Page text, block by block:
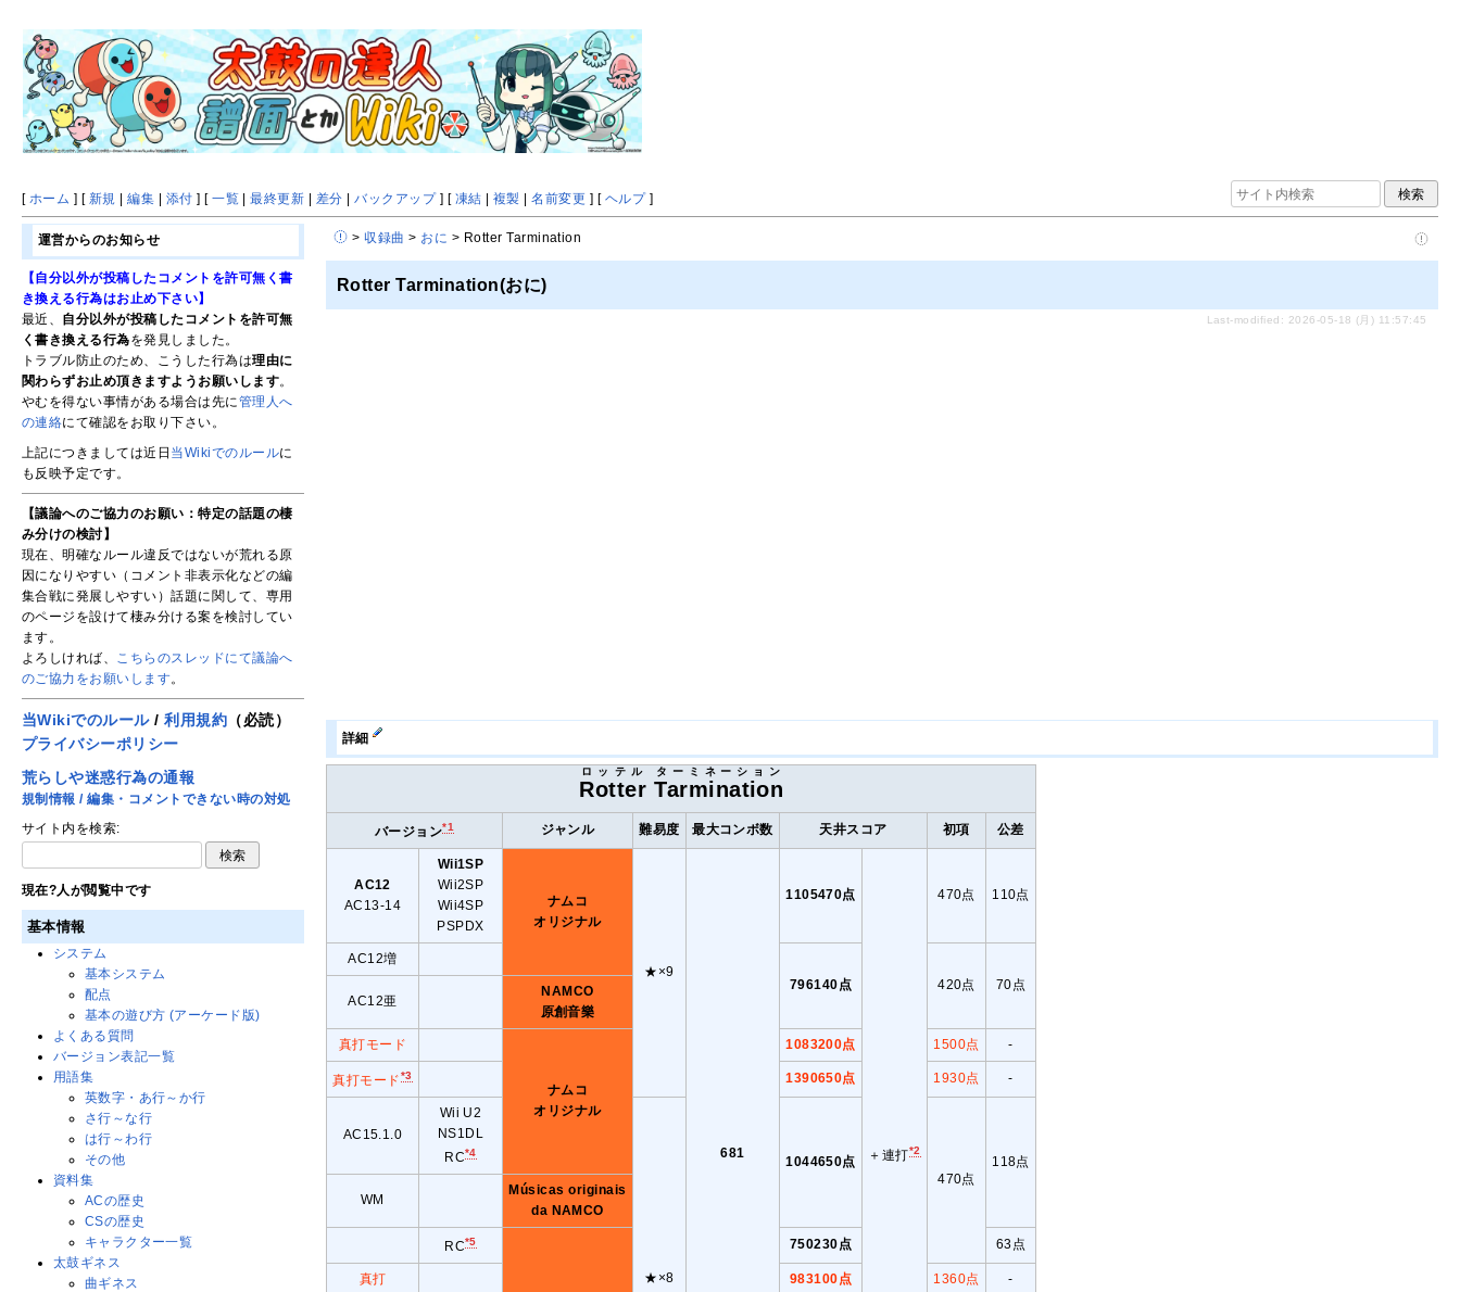
[ ホーム ] [ 新規 |編集 添付 ] [一覧 |最終更新 差分 |バックアップ] [ 凍結 複製 |名前変更 ] [ ヘルプ]
>収録曲 > おに > Rotter Tarmination
Rotter Tarmination(おに)
Last-modified: 2026-05-18 (月) 11:57:45
詳細
Rotter
ロッテル
Tarmination
ターミネーション
バージョン*1 ジャンル 難易度 最大コンボ数 天井スコア 初項 公差
AC12
AC13-14
Wii1SP
Wii2SP
Wii4SP
PSPDX
ナムコ
オリジナル
★×9
681
1105470点
＋連打*2
470点 110点
AC12増
796140点
420点
70点
AC12亜
NAMCO
原創音樂
真打モード
ナムコ
オリジナル
1083200点 1500点 -
真打モード*3 1390650点 1930点 -
AC15.1.0
Wii U2
NS1DL
RC*4
★×8
1044650点
470点
118点
WM
Músicas originais
da NAMCO
RC*5 750230点 63点
真打 983100点 1360点 -
運営からのお知らせ
【自分以外が投稿したコメントを許可無く書
き換える行為はお止め下さい】
最近、 自分以外が投稿したコメントを許可無
く書き換える行為を発見しました。
トラブル防止のため、こうした行為は理由に
関わらずお止め頂きますようお願いします。
やむを得ない事情がある場合は先に管理人へ
の連絡にて確認をお取り下さい。
上記につきましては近日 当Wikiでのルールに
も反映予定です。
【議論へのご協力のお願い：特定の話題の棲
み分けの検討】
現在、明確なルール違反ではないが荒れる原
因になりやすい（コメント非表示化などの編
集合戦に発展しやすい）話題に関して、専用
のページを設けて棲み分ける案を検討してい
ます。
よろしければ、
こちらのスレッドにて議論へ
のご協力をお願いします。
当Wikiでのルール/利用規約 （必読）
プライバシーポリシー
荒らしや迷惑行為の通報
規制情報 / 編集・コメントできない時の対処
サイト内を検索:
現在?人が閲覧中です
基本情報
システム
基本システム
配点
基本の遊び方 (アーケード版)
よくある質問
バージョン表記一覧
用語集
英数字・あ行～か行
さ行～な行
は行～わ行
その他
資料集
ACの歴史
CSの歴史
キャラクター一覧
太鼓ギネス
曲ギネス